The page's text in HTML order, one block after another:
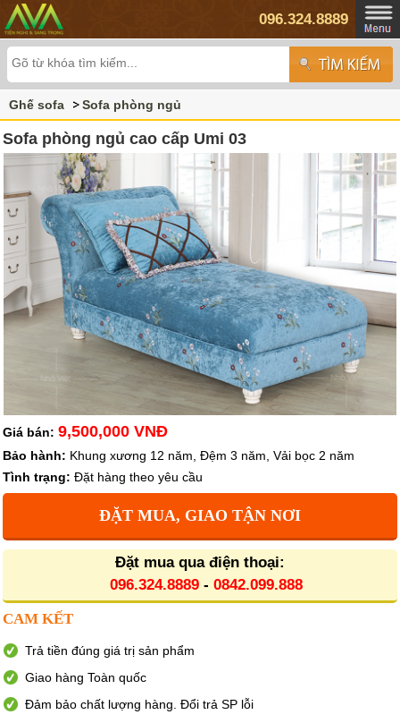
096.324.8889
Ghế sofa Sofa phòng ngủ
Sofa phòng ngủ cao cấp Umi 03
Giá bán: 9,500,000 VNĐ
Bảo hành: Khung xương 12 năm, Đệm 3 năm, Vải bọc 2 năm
Tình trạng: Đặt hàng theo yêu cầu
ĐẶT MUA, GIAO TẬN NƠI
Đặt mua qua điện thoại:
096.324.8889- 0842.099.888
CAM KẾT
Trả tiền đúng giá trị sản phẩm
Giao hàng Toàn quốc
Đảm bảo chất lượng hàng. Đổi trả SP lỗi